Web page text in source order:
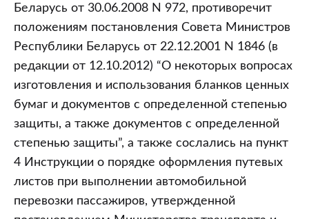
Беларусь от 30.06.2008 N 972, противоречит
положениям постановления Совета Министров
Республики Беларусь от 22.12.2001 N 1846 (в
редакции от 12.10.2012) “О некоторых вопросах
изготовления и использования бланков ценных
бумаг и документов с определенной степенью
защиты, а также документов с определенной
степенью защиты”, а также сослались на пункт
4 Инструкции о порядке оформления путевых
листов при выполнении автомобильной
перевозки пассажиров, утвержденной